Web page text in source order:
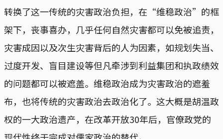
转换了这一传统的灾害政治负担，在“维稳政治”的框
架下，丧事喜办，几乎任何自然灾害都可以免被追责，
灾害成因以及次生灾害背后的人为因素，如规划失当、
过度开发、盲目建设等但凡牵涉到利益集团和执政绩效
的问题都可以被遮盖。维稳政治成为灾害政治的遮羞
布，也将传统的灾害政治去政治化了。这大概是胡温政
权的一大政治遗产，在改革开放30年后，官僚政党的